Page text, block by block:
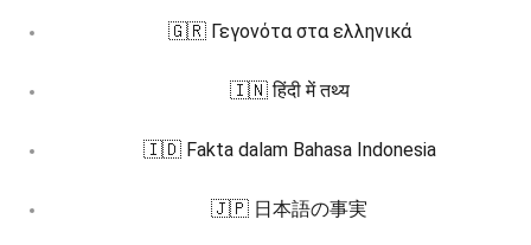
🇬🇷 Γεγονότα στα ελληνικά
🇮🇳 हिंदी में तथ्य
🇮🇩 Fakta dalam Bahasa Indonesia
🇯🇵 日本語の事実